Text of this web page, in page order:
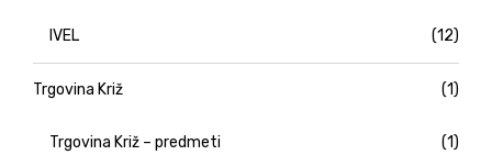
IVEL (12)
Trgovina Križ (1)
Trgovina Križ – predmeti (1)